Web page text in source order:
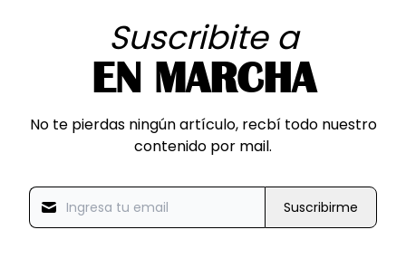
Suscribite a
EN MARCHA
No te pierdas ningún artículo, recbí todo nuestro
contenido por mail.
Suscribirme